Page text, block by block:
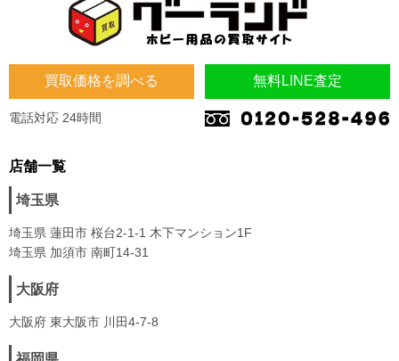
買取価格を調べる 無料LINE査定
電話対応 24時間
店舗一覧
埼玉県
埼玉県 蓮田市 桜台2-1-1 木下マンション1F
埼玉県 加須市 南町14-31
大阪府
大阪府 東大阪市 川田4-7-8